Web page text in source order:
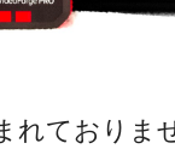
れておりま